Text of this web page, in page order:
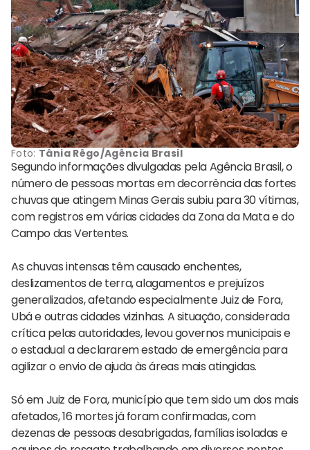
Foto: Tânia Rêgo/Agência Brasil
Segundo informações divulgadas pela Agência Brasil, o
número de pessoas mortas em decorrência das fortes
chuvas que atingem Minas Gerais subiu para 30 vítimas,
com registros em várias cidades da Zona da Mata e do
Campo das Vertentes.
As chuvas intensas têm causado enchentes,
deslizamentos de terra, alagamentos e prejuízos
generalizados, afetando especialmente Juiz de Fora,
Ubá e outras cidades vizinhas. A situação, considerada
crítica pelas autoridades, levou governos municipais e
o estadual a declararem estado de emergência para
agilizar o envio de ajuda às áreas mais atingidas.
Só em Juiz de Fora, município que tem sido um dos mais
afetados, 16 mortes já foram confirmadas, com
dezenas de pessoas desabrigadas, famílias isoladas e